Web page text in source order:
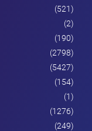
(521)
(2)
(190)
(2798)
(5427)
(154)
(1)
(1276)
(249)